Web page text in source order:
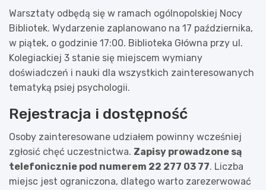
Warsztaty odbędą się w ramach ogólnopolskiej Nocy
Bibliotek. Wydarzenie zaplanowano na 17 października,
w piątek, o godzinie 17:00. Biblioteka Główna przy ul.
Kolegiackiej 3 stanie się miejscem wymiany
doświadczeń i nauki dla wszystkich zainteresowanych
tematyką psiej psychologii.
Rejestracja i dostępność
Osoby zainteresowane udziałem powinny wcześniej
zgłosić chęć uczestnictwa. Zapisy prowadzone są
telefonicznie pod numerem 22 277 03 77. Liczba
miejsc jest ograniczona, dlatego warto zarezerwować